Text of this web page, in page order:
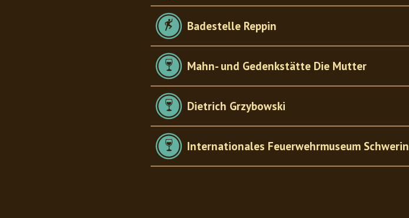
Badestelle Reppin
Mahn- und Gedenkstätte Die Mutter
Dietrich Grzybowski
Internationales Feuerwehrmuseum Schwerin